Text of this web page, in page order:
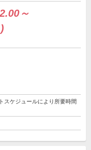
～
スケジュールにより所要時間